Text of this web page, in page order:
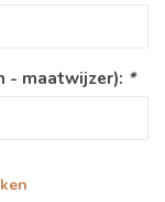
- maatwijzer): *